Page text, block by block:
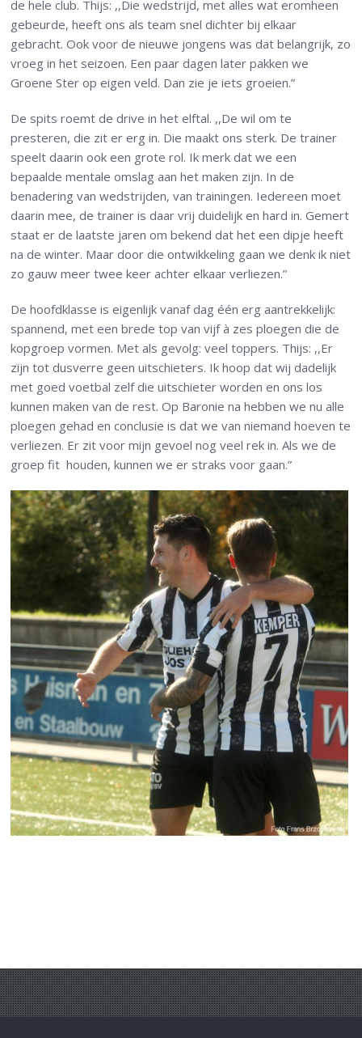
de hele club. Thijs: ,,Die wedstrijd, met alles wat eromheen
gebeurde, heeft ons als team snel dichter bij elkaar
gebracht. Ook voor de nieuwe jongens was dat belangrijk, zo
vroeg in het seizoen. Een paar dagen later pakken we
Groene Ster op eigen veld. Dan zie je iets groeien.”
De spits roemt de drive in het elftal. ,,De wil om te
presteren, die zit er erg in. Die maakt ons sterk. De trainer
speelt daarin ook een grote rol. Ik merk dat we een
bepaalde mentale omslag aan het maken zijn. In de
benadering van wedstrijden, van trainingen. Iedereen moet
daarin mee, de trainer is daar vrij duidelijk en hard in. Gemert
staat er de laatste jaren om bekend dat het een dipje heeft
na de winter. Maar door die ontwikkeling gaan we denk ik niet
zo gauw meer twee keer achter elkaar verliezen.”
De hoofdklasse is eigenlijk vanaf dag één erg aantrekkelijk:
spannend, met een brede top van vijf à zes ploegen die de
kopgroep vormen. Met als gevolg: veel toppers. Thijs: ,,Er
zijn tot dusverre geen uitschieters. Ik hoop dat wij dadelijk
met goed voetbal zelf die uitschieter worden en ons los
kunnen maken van de rest. Op Baronie na hebben we nu alle
ploegen gehad en conclusie is dat we van niemand hoeven te
verliezen. Er zit voor mijn gevoel nog veel rek in. Als we de
groep fit houden, kunnen we er straks voor gaan.”